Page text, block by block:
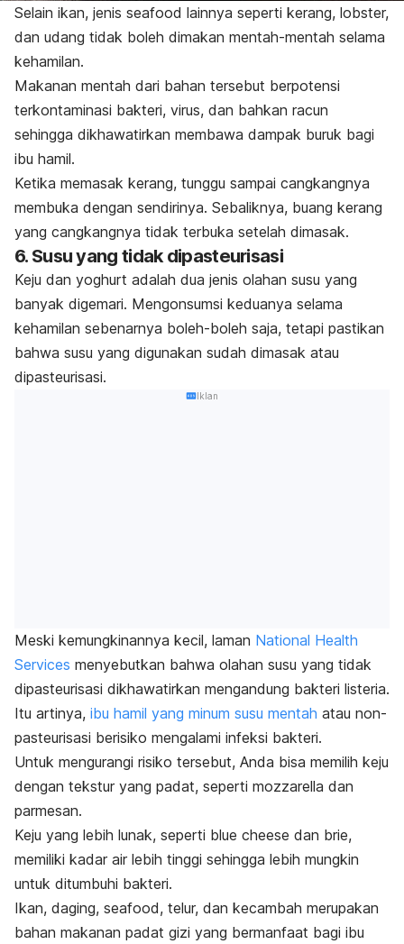
Selain ikan, jenis seafood lainnya seperti kerang, lobster,
dan udang tidak boleh dimakan mentah-mentah selama
kehamilan.
Makanan mentah dari bahan tersebut berpotensi
terkontaminasi bakteri, virus, dan bahkan racun
sehingga dikhawatirkan membawa dampak buruk bagi
ibu hamil.
Ketika memasak kerang, tunggu sampai cangkangnya
membuka dengan sendirinya. Sebaliknya, buang kerang
yang cangkangnya tidak terbuka setelah dimasak.
6. Susu yang tidak dipasteurisasi
Keju dan yoghurt adalah dua jenis olahan susu yang
banyak digemari. Mengonsumsi keduanya selama
kehamilan sebenarnya boleh-boleh saja, tetapi pastikan
bahwa susu yang digunakan sudah dimasak atau
dipasteurisasi.
Iklan
Meski kemungkinannya kecil, laman National Health
Services menyebutkan bahwa olahan susu yang tidak
dipasteurisasi dikhawatirkan mengandung bakteri listeria.
Itu artinya, ibu hamil yang minum susu mentah atau non-
pasteurisasi berisiko mengalami infeksi bakteri.
Untuk mengurangi risiko tersebut, Anda bisa memilih keju
dengan tekstur yang padat, seperti mozzarella dan
parmesan.
Keju yang lebih lunak, seperti blue cheese dan brie,
memiliki kadar air lebih tinggi sehingga lebih mungkin
untuk ditumbuhi bakteri.
Ikan, daging, seafood, telur, dan kecambah merupakan
bahan makanan padat gizi yang bermanfaat bagi ibu